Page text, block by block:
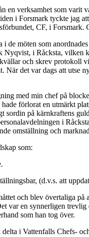
en verksamhet som
i Forsmark tyckte jag
CF, i
de möten som
i Råcksta, vilken
och skrev protokoll
När det var dags att utse
med min chef på
förlorat en utmärkt
sordin på kärnkraftens
i
omställning och
som:
(d.v.s. att
och blev övertaliga
var en synnerligen
som han tog över.
i Vattenfalls Chefs-